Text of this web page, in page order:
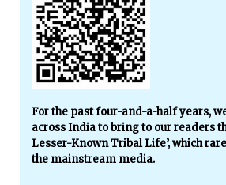
For the past four-and-a-half years,
across India to bring to our readers
Lesser-Known Tribal Life’, which
the mainstream media.